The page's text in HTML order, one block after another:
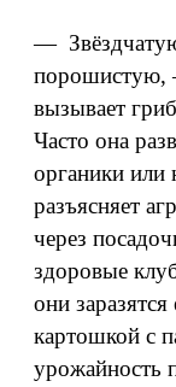
—
порошистую,
вызывает
Часто она
органики или
разъясняет
через
здоровые
они
картошкой с
урожайность